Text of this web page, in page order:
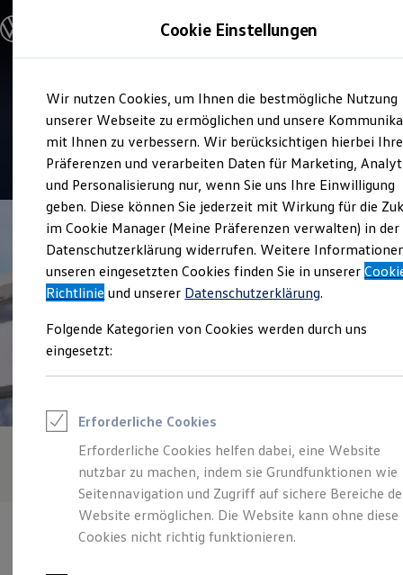
Hauptinhalt
springen
Footer
springen
Modelle und Konfigurator
Modelle vergleichen
Elektroautos
ENERGY Sondermodelle
Nutzfahrzeuge
SUV und CUV
Familienautos
Kombis
Kompaktwagen
Sportwagen
Schnell verfügbare Fahrzeuge
Angebote und Produkte
Aktuelle Angebote
E-Auto-Förderung
Volkswagen Marktplatz
Junge Gebrauchtwagen und Gebrauchtwagen
Volkswagen Zertifizierte Gebrauchtwagen
Zubehör- und Serviceangebote
Leasing
Leasing-Angebote
Gebrauchtwagen Leasing
Junge Gebrauchtwagen-Leasing
Elektroauto Leasing
Kleinwagen-Leasing
Leasing ohne Anzahlung
Finanzierung
Service
Auto Östringer
4.9| 207 Bewertungen
Cookie Einstellungen
Wir nutzen Cookies, um Ihnen die bestmögliche Nutzung
unserer Webseite zu ermöglichen und unsere
mit Ihnen zu verbessern. Wir berücksichtigen hierbei Ihre
Präferenzen und verarbeiten Daten für Marketing,
und Personalisierung nur, wenn Sie uns Ihre Einwilligung
geben. Diese können Sie jederzeit mit Wirkung für die
im Cookie Manager (Meine Präferenzen verwalten) in der
Datenschutzerklärung widerrufen. Weitere
unseren eingesetzten Cookies finden Sie in unserer
Richtlinie und unserer Datenschutzerklärung.
Folgende Kategorien von Cookies werden durch uns
eingesetzt:
Erforderliche Cookies
Erforderliche Cookies helfen dabei, eine Website
nutzbar zu machen, indem sie Grundfunktionen wie
Seitennavigation und Zugriff auf sichere Bereiche
Website ermöglichen. Die Website kann ohne diese
Cookies nicht richtig funktionieren.